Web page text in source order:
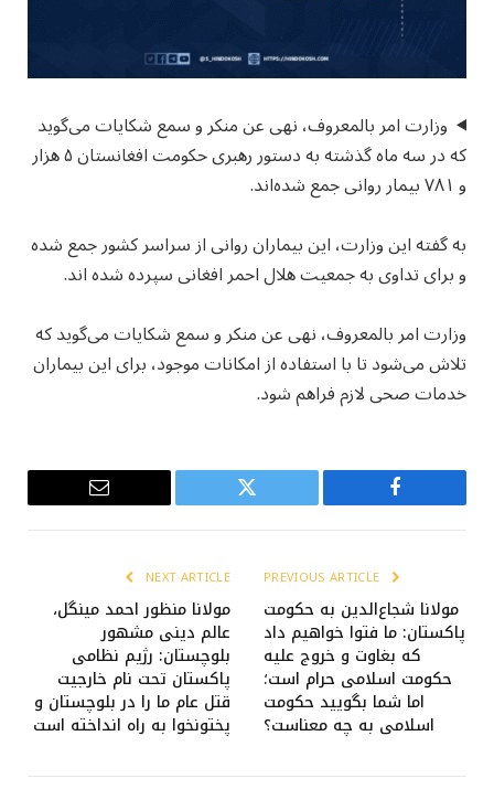
وزارت امر بالمعروف، نهی عن منکر و سمع شکایات می‌گوید
که در سه ماه گذشته به دستور رهبری حکومت افغانستان ۵ هزار
و ۷۸۱ بیمار روانی جمع شده‌اند.
به گفته این وزارت، این بیماران روانی از سراسر کشور جمع شده
و برای تداوی به جمعیت هلال احمر افغانی سپرده شده اند.
وزارت امر بالمعروف، نهی عن منکر و سمع شکایات می‌گوید که
تلاش می‌شود تا با استفاده از امکانات موجود، برای این بیماران
خدمات صحی لازم فراهم شود.
Facebook
Twitter
Email
مولانا شجاع‌الدین به حکومت
پاکستان: ما فتوا خواهیم داد
که بغاوت و خروج علیه
حکومت اسلامی حرام است؛
اما شما بگویید حکومت
اسلامی به چه معناست؟
NEXT ARTICLE
مولانا منظور احمد مینگل،
عالم دینی مشهور
بلوچستان: رژیم نظامی
پاکستان تحت نام خارجیت
قتل عام ما را در بلوچستان و
پختونخوا به راه انداخته است